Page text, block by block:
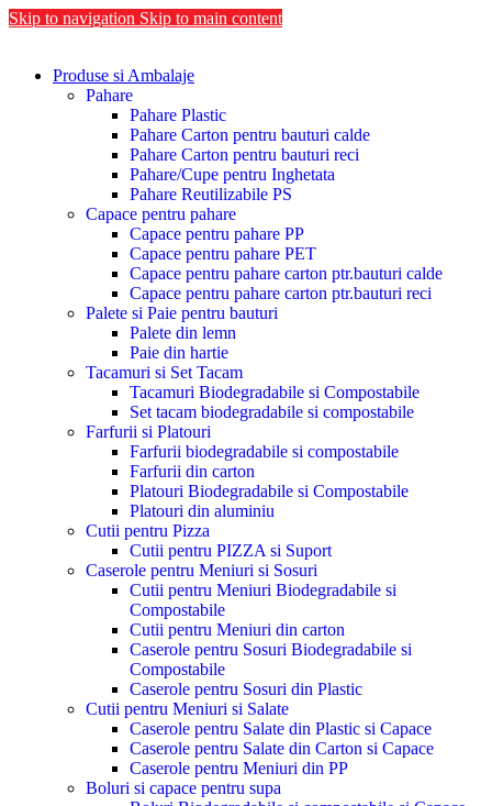
Skip to navigation Skip to main content
Produse si Ambalaje
Pahare
Pahare Plastic
Pahare Carton pentru bauturi calde
Pahare Carton pentru bauturi reci
Pahare/Cupe pentru Inghetata
Pahare Reutilizabile PS
Capace pentru pahare
Capace pentru pahare PP
Capace pentru pahare PET
Capace pentru pahare carton ptr.bauturi calde
Capace pentru pahare carton ptr.bauturi reci
Palete si Paie pentru bauturi
Palete din lemn
Paie din hartie
Tacamuri si Set Tacam
Tacamuri Biodegradabile si Compostabile
Set tacam biodegradabile si compostabile
Farfurii si Platouri
Farfurii biodegradabile si compostabile
Farfurii din carton
Platouri Biodegradabile si Compostabile
Platouri din aluminiu
Cutii pentru Pizza
Cutii pentru PIZZA si Suport
Caserole pentru Meniuri si Sosuri
Cutii pentru Meniuri Biodegradabile si
Compostabile
Cutii pentru Meniuri din carton
Caserole pentru Sosuri Biodegradabile si
Compostabile
Caserole pentru Sosuri din Plastic
Cutii pentru Meniuri si Salate
Caserole pentru Salate din Plastic si Capace
Caserole pentru Salate din Carton si Capace
Caserole pentru Meniuri din PP
Boluri si capace pentru supa